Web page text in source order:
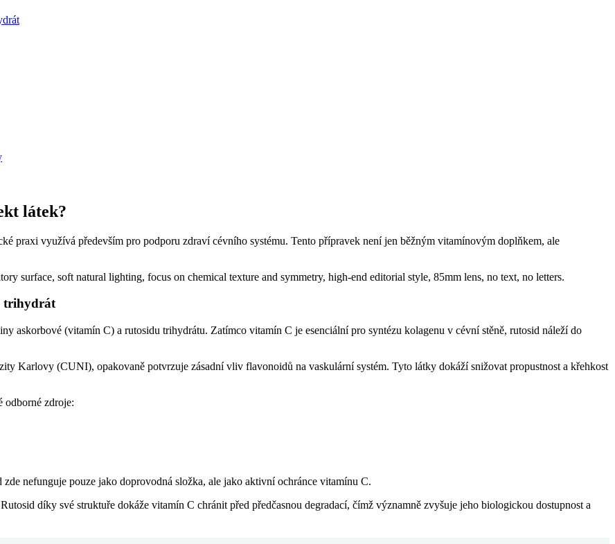
látek?
praxi využívá především pro podporu zdraví cévního systému. Tento přípravek není jen běžným vitamínovým doplňkem, ale
trihydrát
askorbové (vitamín C) a rutosidu trihydrátu. Zatímco vitamín C je esenciální pro syntézu kolagenu v cévní stěně, rutosid náleží do
Karlovy (CUNI), opakovaně potvrzuje zásadní vliv flavonoidů na vaskulární systém. Tyto látky dokáží snižovat propustnost a křehkost
odborné zdroje:
nefunguje pouze jako doprovodná složka, ale jako aktivní ochránce vitamínu C.
díky své struktuře dokáže vitamín C chránit před předčasnou degradací, čímž významně zvyšuje jeho biologickou dostupnost a